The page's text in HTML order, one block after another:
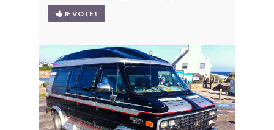
LE BLOG
BONJOURLAVIEILLE ?
MODÈLES ET MARQUES
COMMENT FONCTIONNE BLV ?
JE VOTE !